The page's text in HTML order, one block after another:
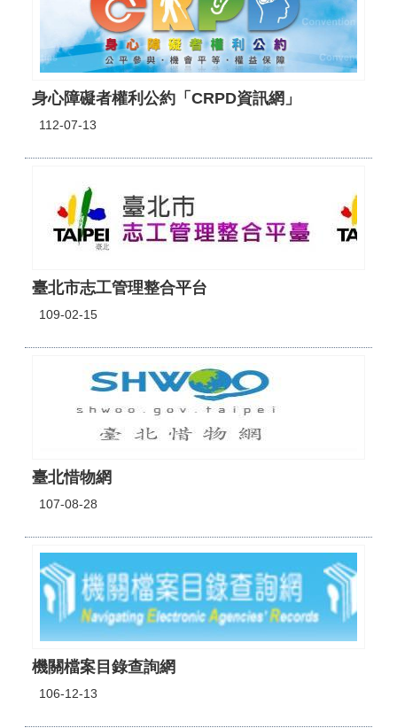
身心障礙者權利公約「CRPD資訊網」
112-07-13
臺北市志工管理整合平台
109-02-15
臺北惜物網
107-08-28
機關檔案目錄查詢網
106-12-13